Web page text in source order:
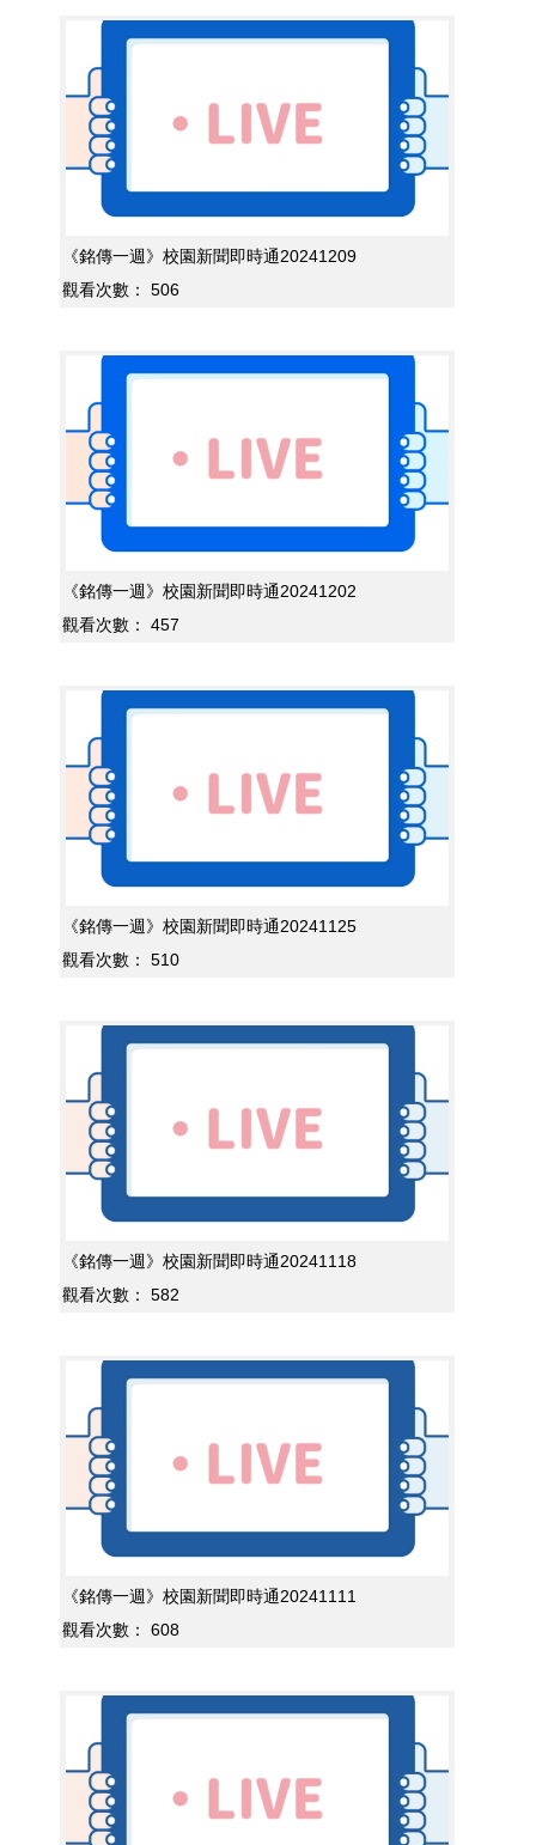
《銘傳一週》校園新聞即時通20241209
觀看次數：
506
《銘傳一週》校園新聞即時通20241202
觀看次數：
457
《銘傳一週》校園新聞即時通20241125
觀看次數：
510
《銘傳一週》校園新聞即時通20241118
觀看次數：
582
《銘傳一週》校園新聞即時通20241111
觀看次數：
608